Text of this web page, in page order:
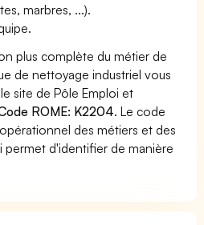
marbres, ...).
plus complète du métier de
de nettoyage industriel vous
site de Pôle Emploi et
ROME: K2204. Le code
des métiers et des
permet d'identifier de manière